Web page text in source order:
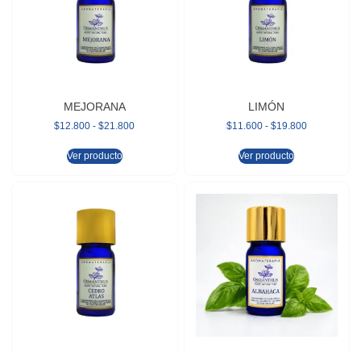
MEJORANA
$12.800 - $21.800
Ver producto
LIMÓN
$11.600 - $19.800
Ver producto